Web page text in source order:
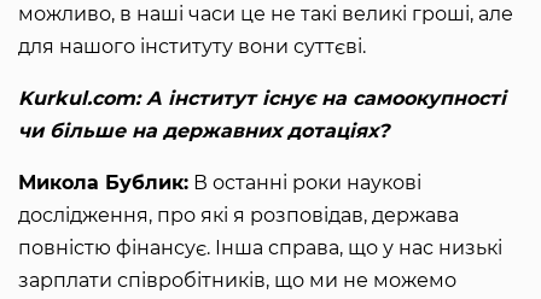
можливо, в наші часи це не такі великі гроші, але
для нашого інституту вони суттєві.
Kurkul.com: А інститут існує на самоокупності
чи більше на державних дотаціях?
Микола Бублик: В останні роки наукові
дослідження, про які я розповідав, держава
повністю фінансує. Інша справа, що у нас низькі
зарплати співробітників, що ми не можемо